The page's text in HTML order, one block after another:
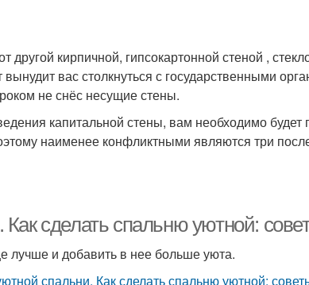
другой кирпичной, гипсокартонной стеной ,
вас столкнуться с государственными
не снёс несущие стены.
капитальной стены, вам необходимо будет
наименее конфликтными являются три
сделать спальню уютной:
и добавить в нее больше уюта.